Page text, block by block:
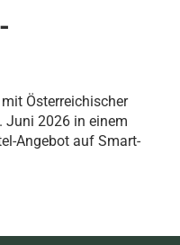
Österreichischer
Juni 2026 in einem
Angebot auf Smart-